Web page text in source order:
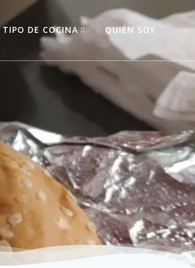
TIPO DE COCINA QUIÉN SOY